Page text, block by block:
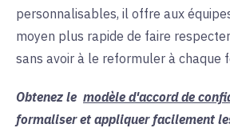
personnalisables, il offre aux
moyen plus rapide de faire
sans avoir à le reformuler à chaque
Obtenez le modèle d'accord de
formaliser et appliquer facilement